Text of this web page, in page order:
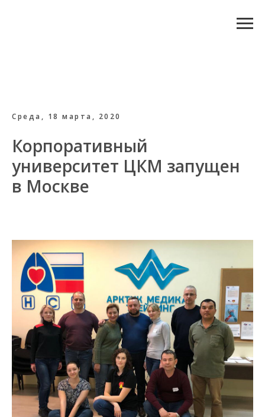
Среда, 18 марта, 2020
Корпоративный
университет ЦКМ запущен
в Москве